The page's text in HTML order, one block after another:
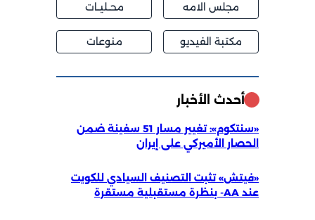
مجلس الامه محــليــات
مكتبة الفيديو منوعات
أحدث الأخبار
«سنتكوم»: تغيير مسار 51 سفينة ضمن
الحصار الأميركي على إيران
«فيتش» تثبت التصنيف السيادي للكويت
عند AA- بنظرة مستقبلية مستقرة